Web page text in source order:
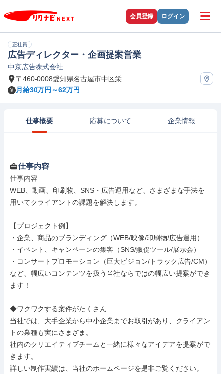
会員登録 ログイン
正社員
広告ディレクター・企画提案営業
中京広告株式会社
〒460-0008愛知県名古屋市中区栄
月給30万円～62万円
仕事概要 応募について 企業情報
仕事内容
仕事内容
WEB、動画、印刷物、SNS・広告運用など、さまざまな⼿法を
用いてクライアントの課題を解決します。
【プロジェクト例】
・企業、商品のブランディング（WEB/映像/印刷物/広告運用）
・イベント、キャンペーンの集客（SNS/販促ツール/展⽰会）
・コンサートプロモーション（巨大ビジョン/トラック広告/CM）
など、幅広いコンテンツを扱う当社ならではの幅広い提案ができ
ます！
◆ワクワクする案件がたくさん！
当社では、大手企業から中小企業までお取引があり、クライアン
トの業種も実にさまざま。
社内のクリエイティブチームと一緒に様々なアイデアを提案がで
きます。
詳しい制作実績は、当社のホームページを是非ご覧ください。